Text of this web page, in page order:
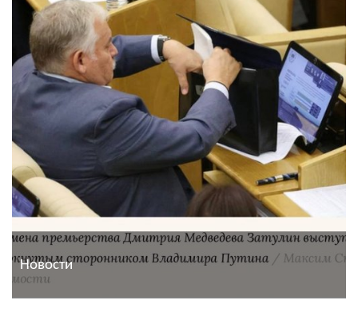
Новости